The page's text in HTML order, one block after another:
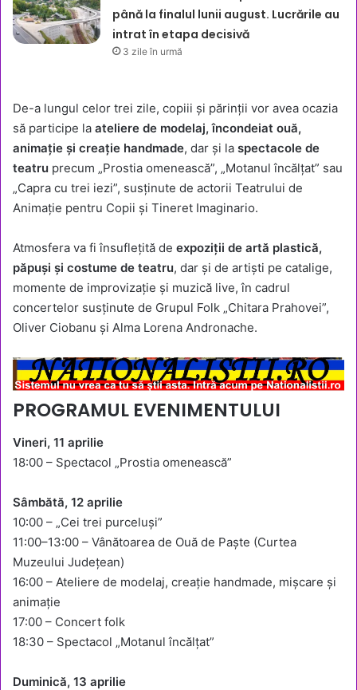
până la finalul lunii august. Lucrările au
intrat în etapa decisivă
3 zile în urmă
De-a lungul celor trei zile, copiii și părinții vor avea ocazia
să participe la ateliere de modelaj, încondeiat ouă,
animație și creație handmade, dar și la spectacole de
teatru precum „Prostia omenească”, „Motanul încălțat” sau
„Capra cu trei iezi”, susținute de actorii Teatrului de
Animație pentru Copii și Tineret Imaginario.
Atmosfera va fi însuflețită de expoziții de artă plastică,
păpuși și costume de teatru, dar și de artiști pe catalige,
momente de improvizație și muzică live, în cadrul
concertelor susținute de Grupul Folk „Chitara Prahovei”,
Oliver Ciobanu și Alma Lorena Andronache.
PROGRAMUL EVENIMENTULUI
Vineri, 11 aprilie
18:00 – Spectacol „Prostia omenească”
Sâmbătă, 12 aprilie
10:00 – „Cei trei purceluși”
11:00–13:00 – Vânătoarea de Ouă de Paște (Curtea
Muzeului Județean)
16:00 – Ateliere de modelaj, creație handmade, mișcare și
animație
17:00 – Concert folk
18:30 – Spectacol „Motanul încălțat”
Duminică, 13 aprilie